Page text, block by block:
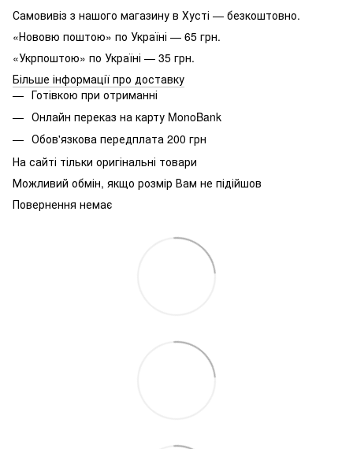
Самовивіз з нашого магазину в Хусті — безкоштовно.
«Нововю поштою» по Україні — 65 грн.
«Укрпоштою» по Україні — 35 грн.
Більше інформації про доставку
Готівкою при отриманні
Онлайн переказ на карту MonoBank
Обов'язкова передплата 200 грн
На сайті тільки оригінальні товари
Можливий обмін, якщо розмір Вам не підійшов
Повернення немає